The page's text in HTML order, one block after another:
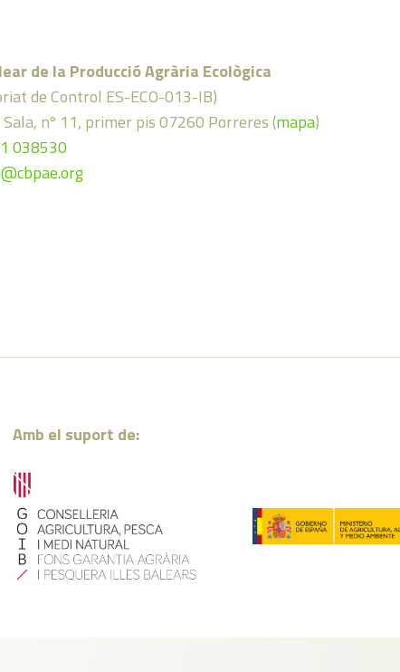
de la Producció Agrària Ecològica
de Control ES-ECO-013-IB)
Sala, nº 11, primer pis 07260 Porreres (mapa)
038530
Amb el suport de: